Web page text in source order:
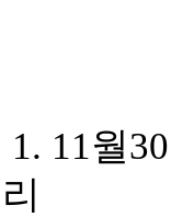
1. 11월30
리